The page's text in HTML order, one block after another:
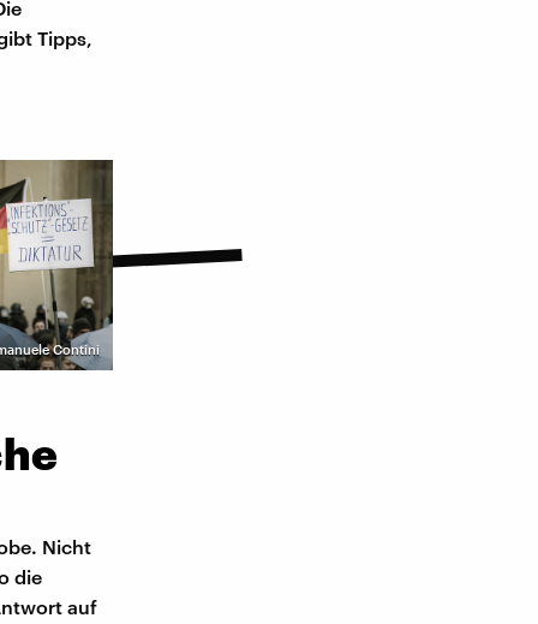
Tipps,
Contini
Nicht
die
auf